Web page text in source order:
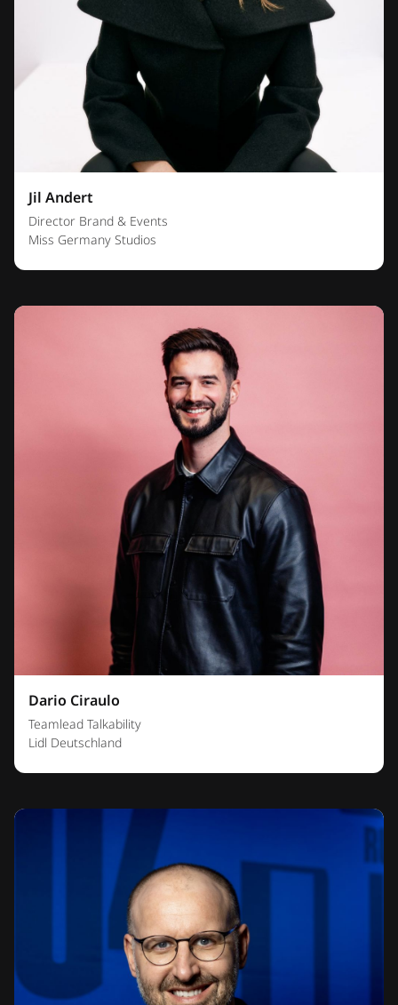
Jil Andert
Director Brand & Events
Miss Germany Studios
Dario Ciraulo
Teamlead Talkability
Lidl Deutschland